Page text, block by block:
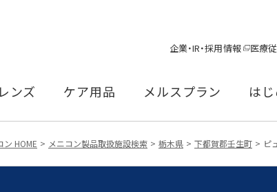
企業・IR・採用情報 医療
ンズ ケア用品 メルスプラン は
HOME メニコン製品取扱施設検索 栃木県 下都賀郡壬生町 ピ